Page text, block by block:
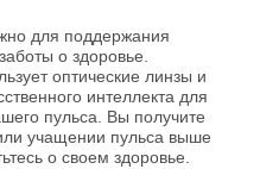
для поддержания
о здоровье.
оптические линзы и
интеллекта для
пульса. Вы получите
учащении пульса выше
о своем здоровье.